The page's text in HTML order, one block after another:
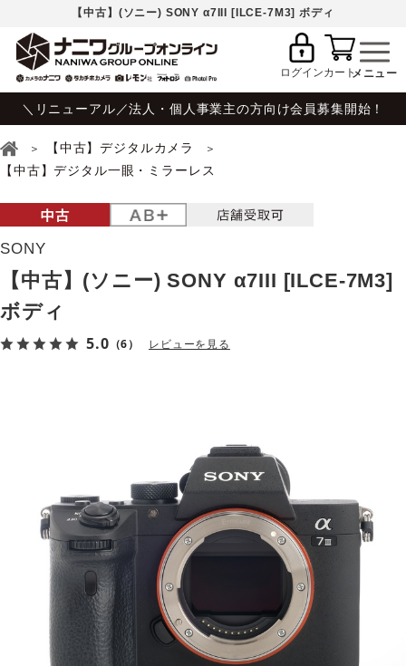
【中古】(ソニー) SONY α7III [ILCE-7M3] ボディ
ログインカート
＼リニューアル／法人・個人事業主の方向け会員募集開始！
【中古】デジタルカメラ
【中古】デジタル一眼・ミラーレス
SONY
【中古】(ソニー) SONY α7III [ILCE-7M3]
ボディ
5.0 （6） レビューを見る